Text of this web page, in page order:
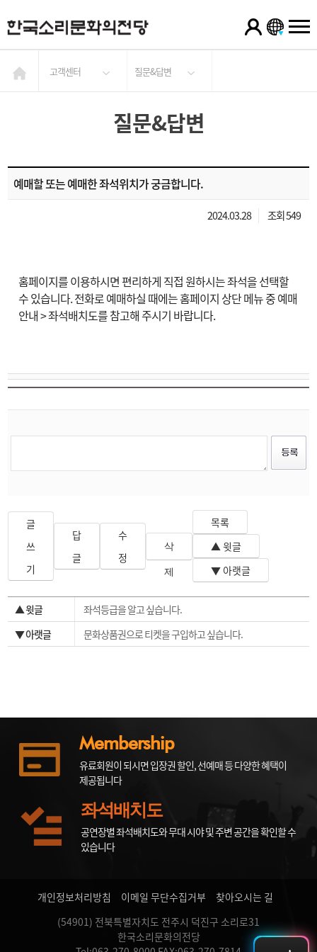
고객센터 질문&답변
질문&답변
예매할 또는 예매한 좌석위치가 궁금합니다.
2024.03.28 조회 549
홈페이지를 이용하시면 편리하게 직접 원하시는 좌석을 선택할
수 있습니다. 전화로 예매하실 때에는 홈페이지 상단 메뉴 중 예매
안내 > 좌석배치도를 참고해 주시기 바랍니다.
글
쓰
기
답
글
수
정
삭
제
목록
▲ 윗글
▼ 아랫글
▲ 윗글
좌석등급을 알고 싶습니다.
▼ 아랫글
문화상품권으로 티켓을 구입하고 싶습니다.
Membership
유료회원이 되시면 입장권 할인, 선예매 등 다양한 혜택이
제공됩니다
좌석배치도
공연장별 좌석배치도와 무대 시야 및 주변 공간을 확인할 수
있습니다
개인정보처리방침 이메일 무단수집거부
찾아오시는 길
(54901) 전북특별자치도 전주시 덕진구 소리로31
한국소리문화의전당